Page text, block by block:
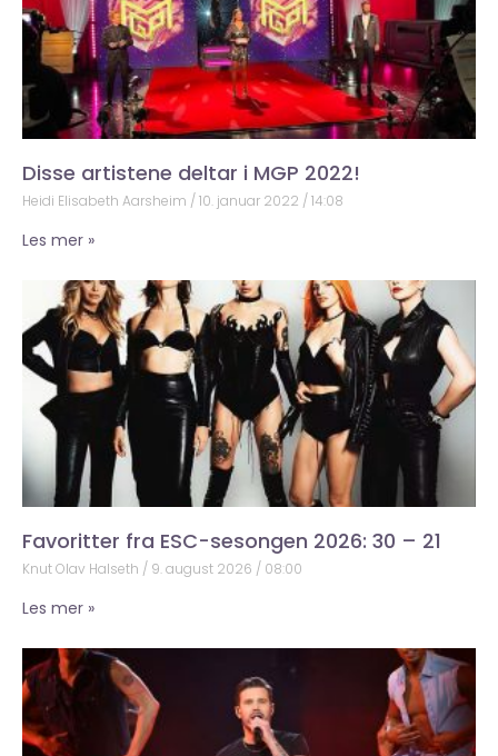
Disse artistene deltar i MGP 2022!
Heidi Elisabeth Aarsheim 10. januar 2022 14:08
Les mer »
Favoritter fra ESC-sesongen 2026: 30 – 21
Knut Olav Halseth 9. august 2026 08:00
Les mer »